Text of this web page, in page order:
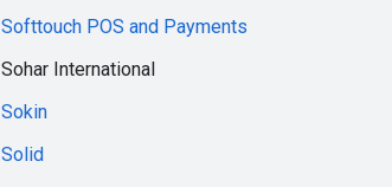
Softtouch POS and Payments
Sohar International
Sokin
Solid